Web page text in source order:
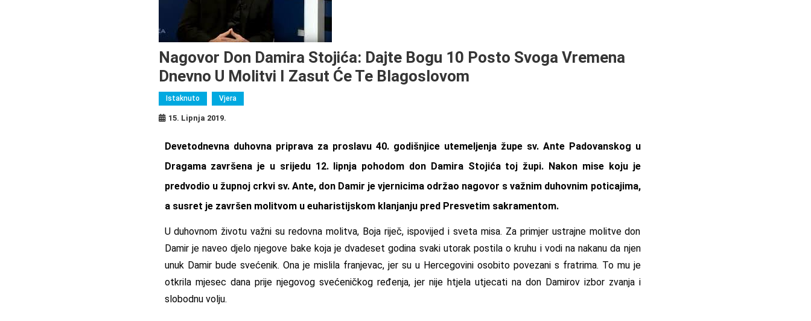
Nagovor Don Damira Stojića: Dajte Bogu 10 Posto Svoga Vremena
Dnevno U Molitvi I Zasut Će Te Blagoslovom
Istaknuto Vjera
15. Lipnja 2019.
Devetodnevna duhovna priprava za proslavu 40. godišnjice utemeljenja župe sv. Ante Padovanskog u
Dragama završena je u srijedu 12. lipnja pohodom don Damira Stojića toj župi. Nakon mise koju je
predvodio u župnoj crkvi sv. Ante, don Damir je vjernicima održao nagovor s važnim duhovnim poticajima,
a susret je završen molitvom u euharistijskom klanjanju pred Presvetim sakramentom.
U duhovnom životu važni su redovna molitva, Boja riječ, ispovijed i sveta misa. Za primjer ustrajne molitve don
Damir je naveo djelo njegove bake koja je dvadeset godina svaki utorak postila o kruhu i vodi na nakanu da njen
unuk Damir bude svećenik. Ona je mislila franjevac, jer su u Hercegovini osobito povezani s fratrima. To mu je
otkrila mjesec dana prije njegovog svećeničkog ređenja, jer nije htjela utjecati na don Damirov izbor zvanja i
slobodnu volju.